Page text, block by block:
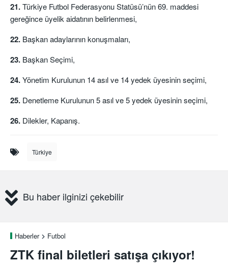
21.Türkiye Futbol Federasyonu Statüsü’nün 69. maddesi
gereğince üyelik aidatının belirlenmesi,
22. Başkan adaylarının konuşmaları,
23. Başkan Seçimi,
24.Yönetim Kurulunun 14 asıl ve 14 yedek üyesinin seçimi,
25. Denetleme Kurulunun 5 asıl ve 5 yedek üyesinin seçimi,
26. Dilekler, Kapanış.
Türkiye
Bu haber ilginizi çekebilir
Haberler Futbol
ZTK final biletleri satışa çıkıyor!